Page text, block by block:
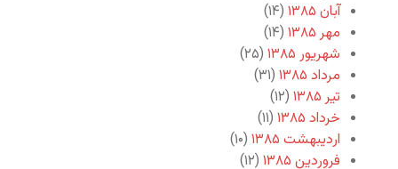
آبان ۱۳۸۵
(۱۴)
مهر ۱۳۸۵
(۱۴)
شهریور ۱۳۸۵
(۲۵)
مرداد ۱۳۸۵
(۳۱)
تیر ۱۳۸۵
(۱۲)
خرداد ۱۳۸۵
(۱۱)
اردیبهشت ۱۳۸۵
(۱۰)
فروردین ۱۳۸۵
(۱۲)